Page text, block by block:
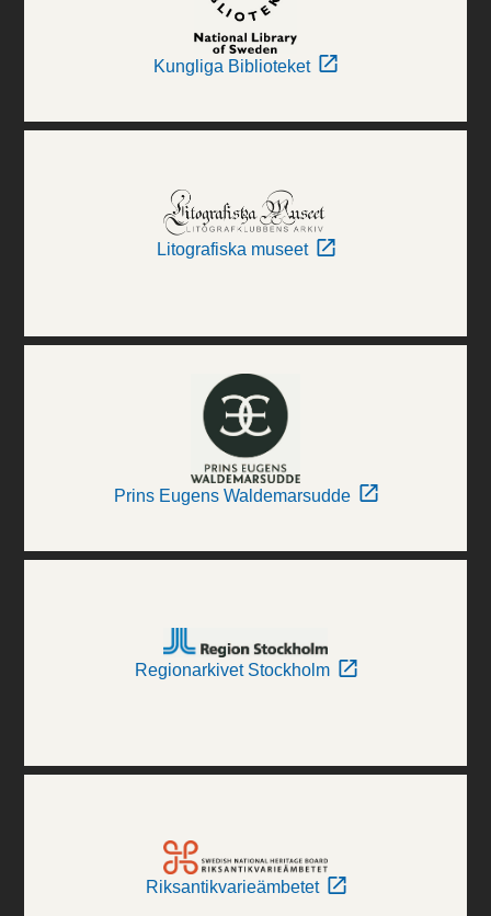
Kungliga Biblioteket
Litografiska museet
Prins Eugens Waldemarsudde
Regionarkivet Stockholm
Riksantikvarieämbetet